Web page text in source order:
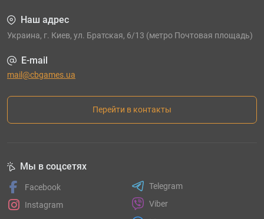
Наш адрес
Украина, г. Киев, ул. Братская, 6/13 (метро Почтовая площадь)
E-mail
mail@cbgames.ua
Перейти в контакты
Мы в соцсетях
Facebook
Instagram
Telegram
Viber